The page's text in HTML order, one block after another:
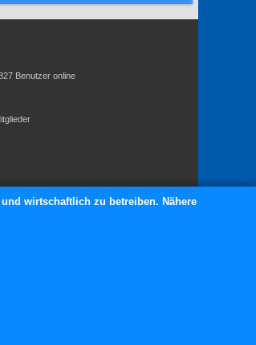
Benutzer online
wirtschaftlich zu betreiben. Nähere